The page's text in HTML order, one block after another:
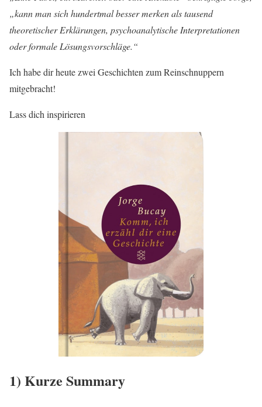
„kann man sich hundertmal besser merken als tausend
theoretischer Erklärungen, psychoanalytische Interpretationen
oder formale Lösungsvorschläge.“
Ich habe dir heute zwei Geschichten zum Reinschnuppern
mitgebracht!
Lass dich inspirieren
1) Kurze Summary